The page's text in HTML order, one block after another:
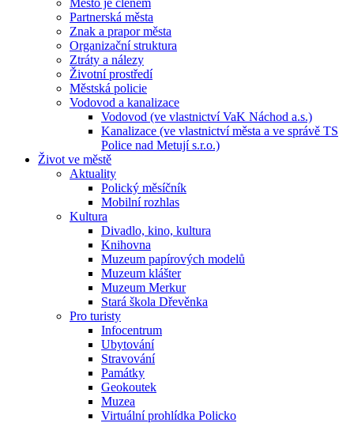
Město je členem
Partnerská města
Znak a prapor města
Organizační struktura
Ztráty a nálezy
Životní prostředí
Městská policie
Vodovod a kanalizace
Vodovod (ve vlastnictví VaK Náchod a.s.)
Kanalizace (ve vlastnictví města a ve správě TS
Police nad Metují s.r.o.)
Život ve městě
Aktuality
Polický měsíčník
Mobilní rozhlas
Kultura
Divadlo, kino, kultura
Knihovna
Muzeum papírových modelů
Muzeum klášter
Muzeum Merkur
Stará škola Dřevěnka
Pro turisty
Infocentrum
Ubytování
Stravování
Památky
Geokoutek
Muzea
Virtuální prohlídka Policko